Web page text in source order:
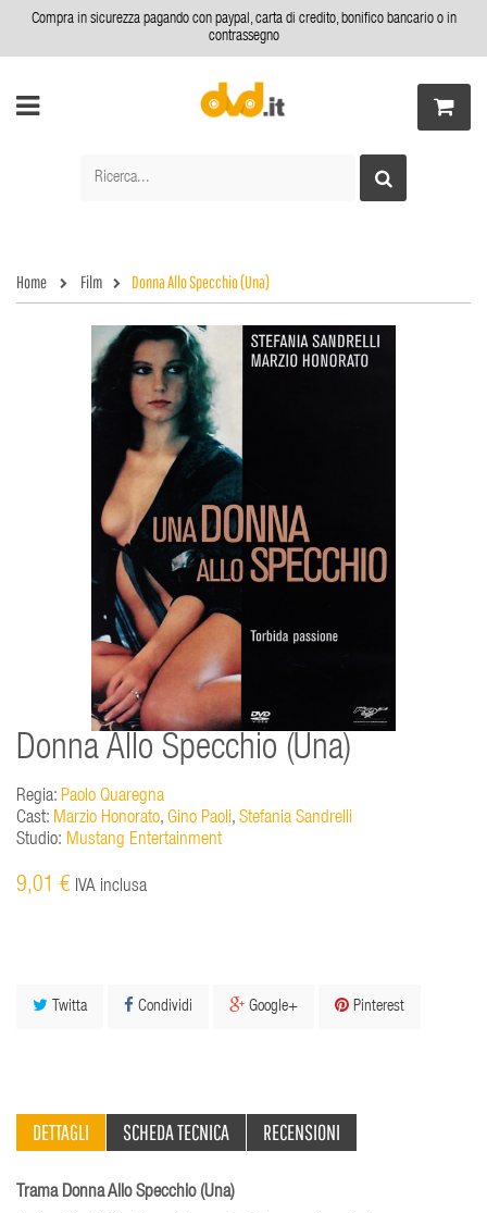
Compra in sicurezza pagando con paypal, carta di credito, bonifico bancario o in
contrassegno
Home Film Donna Allo Specchio (Una)
Donna Allo Specchio (Una)
Regia: Paolo Quaregna
Cast: Marzio Honorato, Gino Paoli, Stefania Sandrelli
Studio: Mustang Entertainment
9,01 € IVA inclusa
Twitta Condividi Google+ Pinterest
DETTAGLI SCHEDA TECNICA RECENSIONI
Trama Donna Allo Specchio (Una)